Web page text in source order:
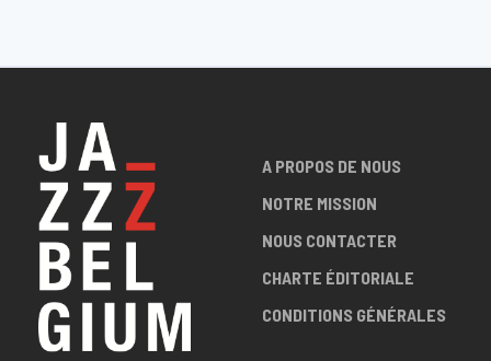
A PROPOS DE NOUS
NOTRE MISSION
NOUS CONTACTER
CHARTE ÉDITORIALE
CONDITIONS GÉNÉRALES